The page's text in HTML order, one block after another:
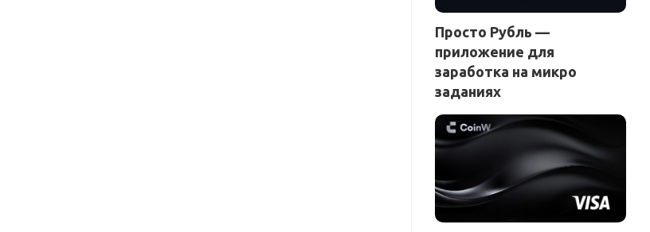
Просто Рубль —
приложение для
заработка на микро
заданиях